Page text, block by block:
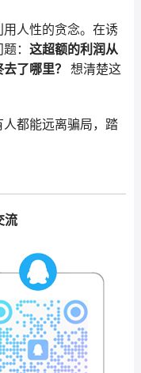
人性的贪念。在诱
： 这超额的利润从
了哪里？ 想清楚这
都能远离骗局，踏
流